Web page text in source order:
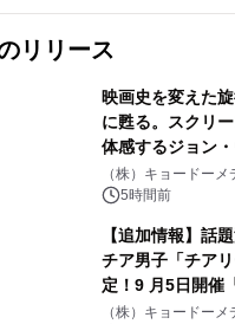
リリース
映画史を変えた
に甦る。スクリ
体感するジョン
界。ジョン・ウ
スペクタキュラ
定！
（株）キョードーメ
5時間前
【追加情報】話
チア男子「チア
定！9 月5日開催
Williams
（株）キョードーメ